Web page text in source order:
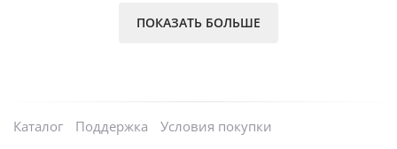
ПОКАЗАТЬ БОЛЬШЕ
Каталог Поддержка
Условия покупки